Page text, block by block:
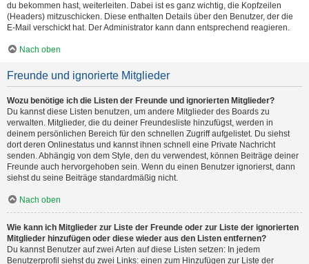
du bekommen hast, weiterleiten. Dabei ist es ganz wichtig, die Kopfzeilen
(Headers) mitzuschicken. Diese enthalten Details über den Benutzer, der die
E-Mail verschickt hat. Der Administrator kann dann entsprechend reagieren.
Nach oben
Freunde und ignorierte Mitglieder
Wozu benötige ich die Listen der Freunde und ignorierten Mitglieder?
Du kannst diese Listen benutzen, um andere Mitglieder des Boards zu
verwalten. Mitglieder, die du deiner Freundesliste hinzufügst, werden in
deinem persönlichen Bereich für den schnellen Zugriff aufgelistet. Du siehst
dort deren Onlinestatus und kannst ihnen schnell eine Private Nachricht
senden. Abhängig von dem Style, den du verwendest, können Beiträge deiner
Freunde auch hervorgehoben sein. Wenn du einen Benutzer ignorierst, dann
siehst du seine Beiträge standardmäßig nicht.
Nach oben
Wie kann ich Mitglieder zur Liste der Freunde oder zur Liste der ignorierten
Mitglieder hinzufügen oder diese wieder aus den Listen entfernen?
Du kannst Benutzer auf zwei Arten auf diese Listen setzen: In jedem
Benutzerprofil siehst du zwei Links: einen zum Hinzufügen zur Liste der